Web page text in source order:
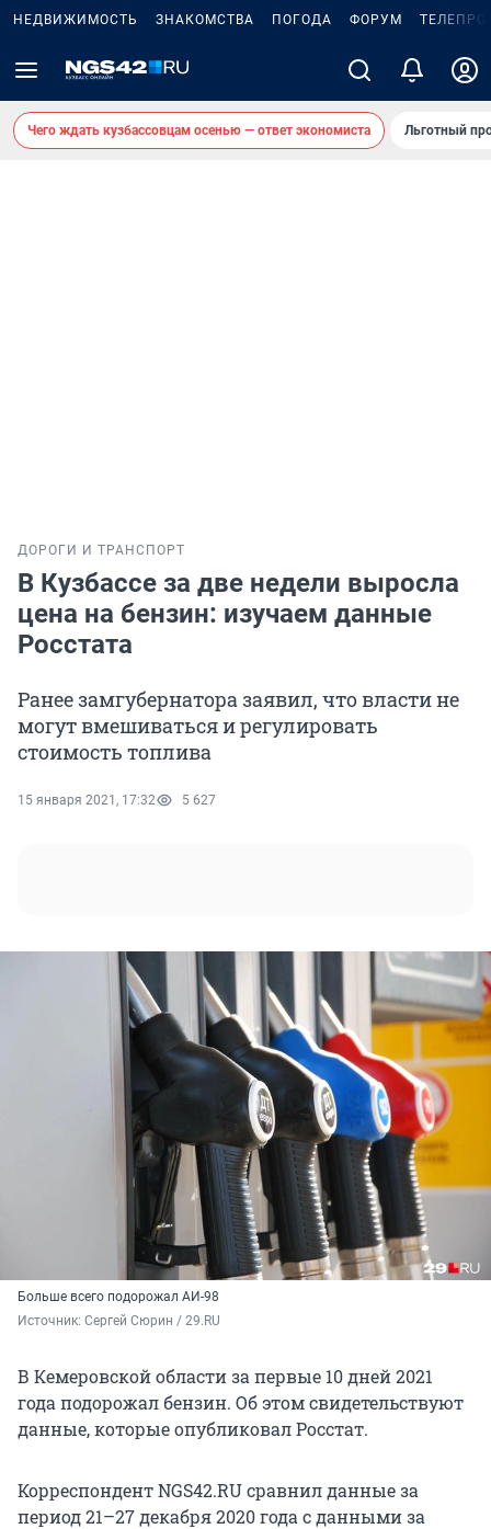
НЕДВИЖИМОСТЬ ЗНАКОМСТВА ПОГОДА ФОРУМ
Чего ждать кузбассовцам осенью — ответ экономиста Льготный
ДОРОГИ И ТРАНСПОРТ
В Кузбассе за две недели выросла
цена на бензин: изучаем данные
Росстата
Ранее замгубернатора заявил, что власти не
могут вмешиваться и регулировать
стоимость топлива
15 января 2021, 17:32 5 627
Больше всего подорожал АИ-98
Источник: Сергей Сюрин / 29.RU
В Кемеровской области за первые 10 дней 2021
года подорожал бензин. Об этом свидетельствуют
данные, которые опубликовал Росстат.
Корреспондент NGS42.RU сравнил данные за
период 21–27 декабря 2020 года с данными за